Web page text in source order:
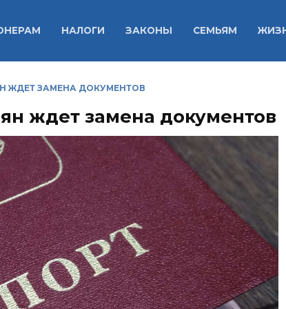
НАЛОГИ ЗАКОНЫ СЕМЬЯМ
ЖДЕТ ЗАМЕНА ДОКУМЕНТОВ
ждет замена документов